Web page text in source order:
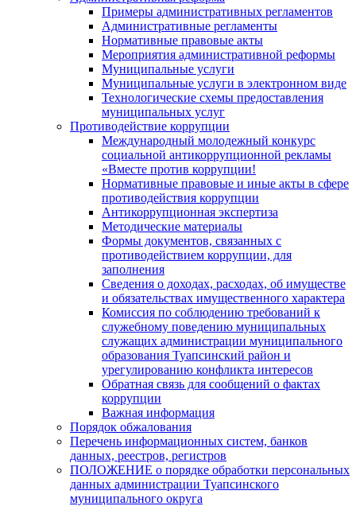
Примеры административных регламентов
Административные регламенты
Нормативные правовые акты
Мероприятия административной реформы
Муниципальные услуги
Муниципальные услуги в электронном виде
Технологические схемы предоставления
муниципальных услуг
Противодействие коррупции
Международный молодежный конкурс
социальной антикоррупционной рекламы
«Вместе против коррупции!
Нормативные правовые и иные акты в сфере
противодействия коррупции
Антикоррупционная экспертиза
Методические материалы
Формы документов, связанных с
противодействием коррупции, для
заполнения
Сведения о доходах, расходах, об имуществе
и обязательствах имущественного характера
Комиссия по соблюдению требований к
служебному поведению муниципальных
служащих администрации муниципального
образования Туапсинский район и
урегулированию конфликта интересов
Обратная связь для сообщений о фактах
коррупции
Важная информация
Порядок обжалования
Перечень информационных систем, банков
данных, реестров, регистров
ПОЛОЖЕНИЕ о порядке обработки персональных
данных администрации Туапсинского
муниципального округа